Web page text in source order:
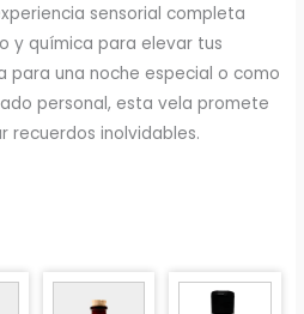
sensorial completa
y química para elevar tus
para una noche especial o como
personal, esta vela promete
recuerdos inolvidables.